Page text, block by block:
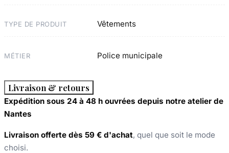
TYPE DE PRODUIT Vêtements
MÉTIER Police municipale
Livraison & retours
Expédition sous 24 à 48 h ouvrées depuis notre atelier de
Nantes
Livraison offerte dès 59 € d'achat, quel que soit le mode
choisi.